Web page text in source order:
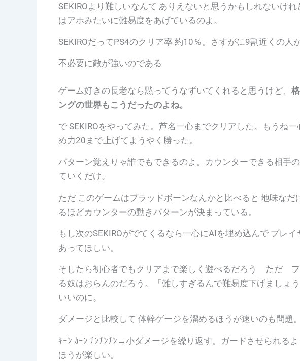
SEKIROより難しいなんて ありえないと思うかもしれないけ
はアホみたいに難易度をあげているのよ。
SEKIROだってPS4のクリア率 約10％。さすがに9割近くの人
不必要に敵が強いのである
ゲーム好きの長老なら黙ってうなずいてくれると思うけど、
ングの世界もこうだったのよね。
で SEKIROをやってみた。芦名一心までクリアした。もうね
め力20まで上げてようやく勝った。
パターン覚えりゃ誰でもできるのよ。カウンターできる相手
ていくだけ。
ただ このゲームはブラッドボーンなんかと比べると 地味な
るほどカウンターの動きパターンが決まっている。
もし次のSEKIROがでてくるなら一心にAIを埋め込んで プレ
あってほしい。
そしたら初心者でもクリアまで楽しく遊べるだろう ただ
る奴はおらんのだろう。「難しすぎるんで難易度下げましょ
いいのに。
ダメージと比較して 体幹ゲージを溜めるほうが速いのも問題。
ｷｰﾝ ｶｰﾝ ﾁﾝﾁﾝﾁﾝ→小ダメージを繰り返す。ガードさせられる
ほうが楽しい。